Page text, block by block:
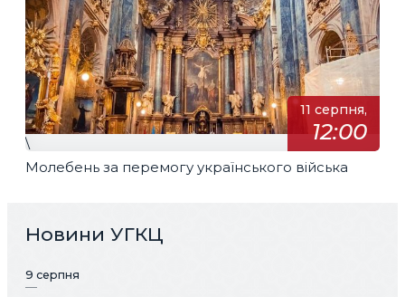
11 серпня,
12:00
\
Молебень за перемогу українського війська
Новини УГКЦ
9 серпня